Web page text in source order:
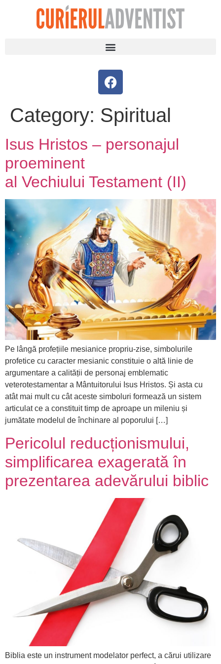
Category: Spiritual
Isus Hristos – personajul
proeminent
al Vechiului Testament (II)
Pe lângă profețiile mesianice propriu-zise, simbolurile
profetice cu caracter mesianic constituie o altă linie de
argumentare a calității de personaj emblematic
veterotestamentar a Mântuitorului Isus Hristos. Și asta cu
atât mai mult cu cât aceste simboluri formează un sistem
articulat ce a constituit timp de aproape un mileniu și
jumătate modelul de închinare al poporului […]
Pericolul reducționismului,
simplificarea exagerată în
prezentarea adevărului biblic
Biblia este un instrument modelator perfect, a cărui utilizare